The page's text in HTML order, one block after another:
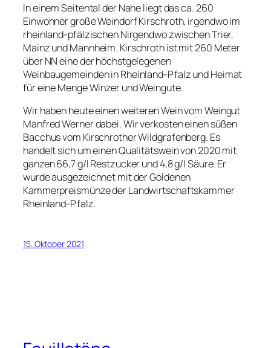
In einem Seitental der Nahe liegt das ca. 260
Einwohner große Weindorf Kirschroth, irgendwo im
rheinland-pfälzischen Nirgendwo zwischen Trier,
Mainz und Mannheim. Kirschroth ist mit 260 Meter
über NN eine der höchstgelegenen
Weinbaugemeinden in Rheinland-Pfalz und Heimat
für eine Menge Winzer und Weingute.
Wir haben heute einen weiteren Wein vom Weingut
Manfred Werner dabei. Wir verkosten einen süßen
Bacchus vom Kirschrother Wildgrafenberg. Es
handelt sich um einen Qualitätswein von 2020 mit
ganzen 66,7 g/l Restzucker und 4,8 g/l Säure. Er
wurde ausgezeichnet mit der Goldenen
Kammerpreismünze der Landwirtschaftskammer
Rheinland-Pfalz.
15. Oktober 2021